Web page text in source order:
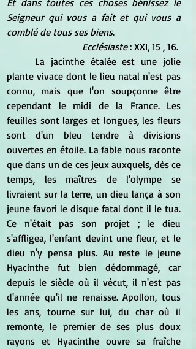
Et dans toutes ces choses bénissez le
Seigneur qui vous a fait et qui vous a
comblé de tous ses biens.
Ecclésiaste : XXI, 15 , 16.
plante vivace dont le lieu natal n'est pas
connu, mais que l'on soupçonne être
cependant le midi de la France. Les
feuilles sont larges et longues, les fleurs
sont d'un bleu tendre à divisions
ouvertes en étoile. La fable nous raconte
que dans un de ces jeux auxquels, dès ce
temps, les maîtres de l'olympe se
livraient sur la terre, un dieu lança à son
jeune favori le disque fatal dont il le tua.
Ce n'était pas son projet ; le dieu
s'affligea, l'enfant devint une fleur, et le
dieu n'y pensa plus. Au reste le jeune
Hyacinthe fut bien dédommagé, car
depuis le siècle où il vécut, il n'est pas
d'année qu'il ne renaisse. Apollon, tous
les ans, tourne sur lui, du char où il
remonte, le premier de ses plus doux
rayons et Hyacinthe ouvre sa fraîche